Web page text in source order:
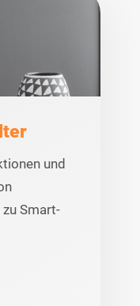
und
Smart-